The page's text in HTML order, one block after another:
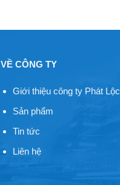
VỀ CÔNG TY
Giới thiệu công ty Phát Lộc
Sản phẩm
Tin tức
Liên hệ